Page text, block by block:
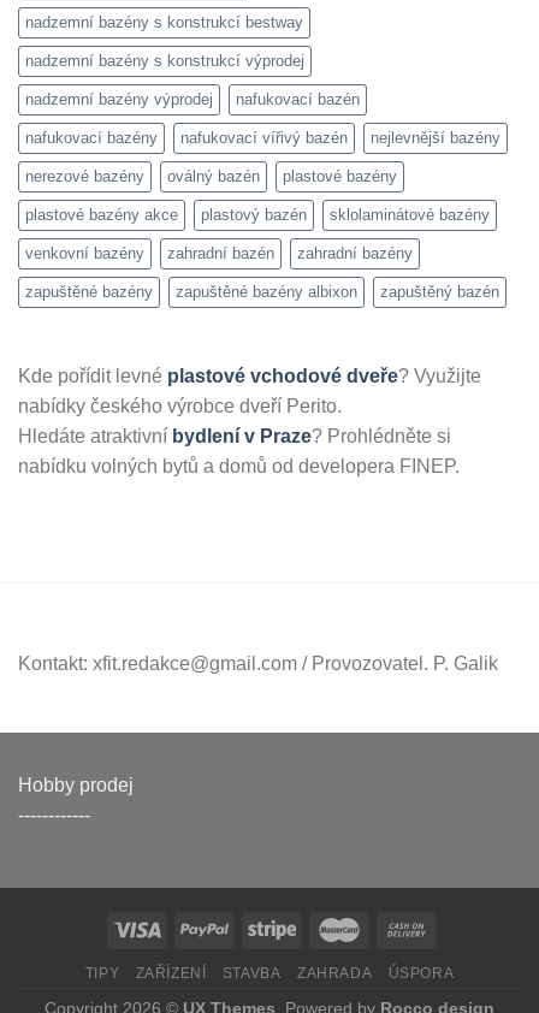
nadzemní bazény s konstrukcí bestway
nadzemní bazény s konstrukcí výprodej
nadzemní bazény výprodej nafukovací bazén
nafukovací bazény nafukovací vířivý bazén nejlevnější bazény
nerezové bazény oválný bazén plastové bazény
plastové bazény akce plastový bazén sklolaminátové bazény
venkovní bazény zahradní bazén zahradní bazény
zapuštěné bazény zapuštěné bazény albixon zapuštěný bazén
Kde pořídit levné plastové vchodové dveře? Využijte
nabídky českého výrobce dveří Perito.
Hledáte atraktivní bydlení v Praze? Prohlédněte si
nabídku volných bytů a domů od developera FINEP.
Kontakt: xfit.redakce@gmail.com / Provozovatel. P. Galik
Hobby prodej
------------
TIPY ZAŘÍZENÍ STAVBA ZAHRADA ÚSPORA
Copyright 2026 © UX Themes . Powered by Rocco design